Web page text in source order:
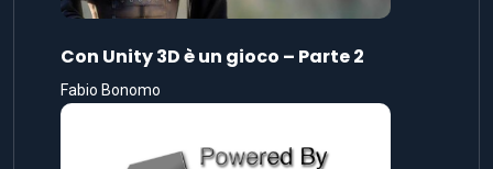
Con Unity 3D è un gioco – Parte 2
Fabio Bonomo